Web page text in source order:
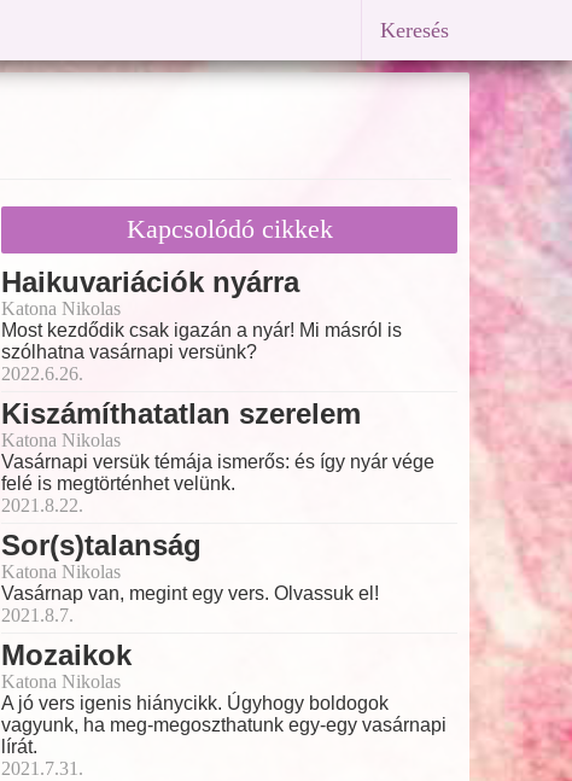
Keresés
Kapcsolódó cikkek
Haikuvariációk nyárra
Katona Nikolas
Most kezdődik csak igazán a nyár! Mi másról is
szólhatna vasárnapi versünk?
2022.6.26.
Kiszámíthatatlan szerelem
Katona Nikolas
Vasárnapi versük témája ismerős: és így nyár vége
felé is megtörténhet velünk.
2021.8.22.
Sor(s)talanság
Katona Nikolas
Vasárnap van, megint egy vers. Olvassuk el!
2021.8.7.
Mozaikok
Katona Nikolas
A jó vers igenis hiánycikk. Úgyhogy boldogok
vagyunk, ha meg-megoszthatunk egy-egy vasárnapi
lírát.
2021.7.31.